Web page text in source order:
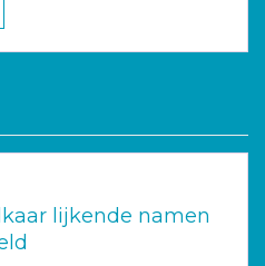
lijkende namen